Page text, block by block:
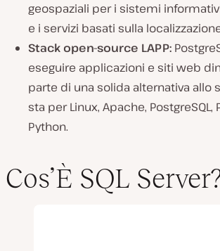
geospaziali per i sistemi
e i servizi basati sulla
Stack open-source LAPP:
eseguire applicazioni e siti web
parte di una solida alternativa allo
sta per Linux, Apache, PostgreSQL,
Python.
Cos’È SQL